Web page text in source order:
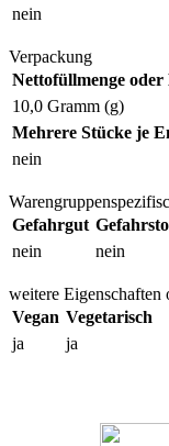
nein
Verpackung
Nettofüllmenge oder
10,0 Gramm (g)
Mehrere Stücke je
nein
Gefahrgut
nein
nein
weitere Eigenschaften
Vegan
ja
Vegetarisch
ja